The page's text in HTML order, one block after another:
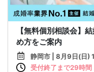
【無料個別相談会】
め方をご案内
静岡市 | 8月9日(日)
受付終了まで29時間